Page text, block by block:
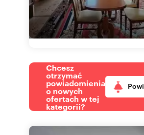
Chcesz
otrzymać
powiadomienia
o nowych
ofertach w tej
kategorii?